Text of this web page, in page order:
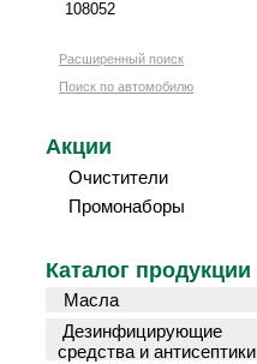
Расширенный поиск
Поиск по автомобилю
Акции
Очистители
Промонаборы
Каталог продукции
Масла
Дезинфицирующие
средства и антисептики